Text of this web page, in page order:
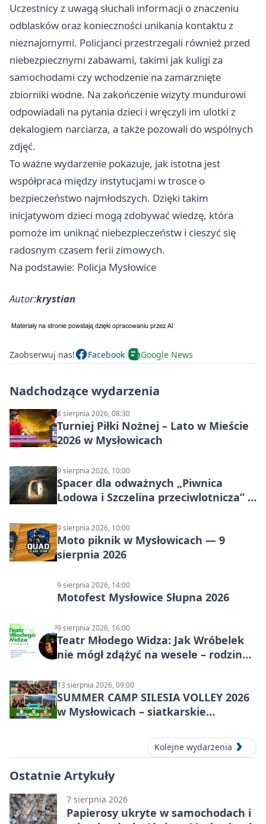
Uczestnicy z uwagą słuchali informacji o znaczeniu
odblasków oraz konieczności unikania kontaktu z
nieznajomymi. Policjanci przestrzegali również przed
niebezpiecznymi zabawami, takimi jak kuligi za
samochodami czy wchodzenie na zamarznięte
zbiorniki wodne. Na zakończenie wizyty mundurowi
odpowiadali na pytania dzieci i wręczyli im ulotki z
dekalogiem narciarza, a także pozowali do wspólnych
zdjęć.
To ważne wydarzenie pokazuje, jak istotna jest
współpraca między instytucjami w trosce o
bezpieczeństwo najmłodszych. Dzięki takim
inicjatywom dzieci mogą zdobywać wiedzę, która
pomoże im uniknąć niebezpieczeństw i cieszyć się
radosnym czasem ferii zimowych.
Na podstawie: Policja Mysłowice
Autor:krystian
Zaobserwuj nas! Facebook Google News
Nadchodzące wydarzenia
8 sierpnia 2026, 08:30
Turniej Piłki Nożnej – Lato w Mieście
2026 w Mysłowicach
9 sierpnia 2026, 10:00
Spacer dla odważnych „Piwnica
Lodowa i Szczelina przeciwlotnicza” –
9 sierpnia 2026, 10:00
Moto piknik w Mysłowicach — 9
sierpnia 2026
9 sierpnia 2026, 14:00
Motofest Mysłowice Słupna 2026
9 sierpnia 2026, 16:00
Teatr Młodego Widza: Jak Wróbelek
nie mógł zdążyć na wesele – rodzinny
13 sierpnia 2026, 09:00
SUMMER CAMP SILESIA VOLLEY 2026
w Mysłowicach – siatkarskie
Kolejne wydarzenia
Ostatnie Artykuły
7 sierpnia 2026
Papierosy ukryte w samochodach i